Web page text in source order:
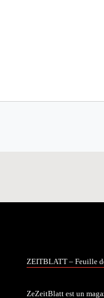
ZEITBLATT – Feuille
ZeZeitBlatt est un